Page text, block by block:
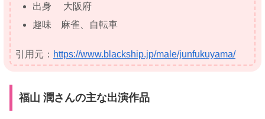
出身 大阪府
趣味 麻雀、自転車
引用元： https://www.blackship.jp/male/junfukuyama/
福山 潤さんの主な出演作品